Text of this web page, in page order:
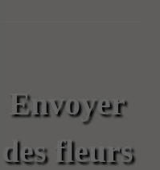
Envoyer
des fleurs